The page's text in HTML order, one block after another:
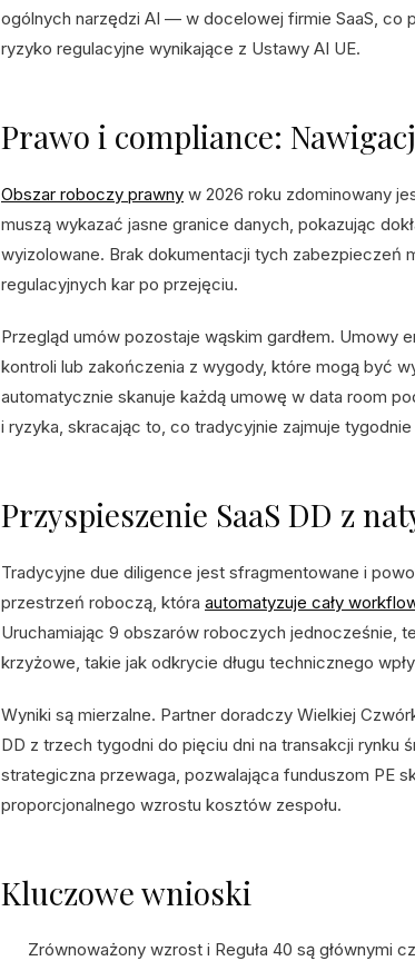
ogólnych narzędzi AI — w docelowej firmie SaaS, co
ryzyko regulacyjne wynikające z Ustawy AI UE.
Prawo i compliance:
Obszar roboczy prawny w 2026 roku zdominowany
muszą wykazać jasne granice danych, pokazując
wyizolowane. Brak dokumentacji tych zabezpieczeń
regulacyjnych kar po przejęciu.
Przegląd umów pozostaje wąskim gardłem. Umowy
kontroli lub zakończenia z wygody, które mogą być
automatycznie skanuje każdą umowę w data room
i ryzyka, skracając to, co tradycyjnie zajmuje
Przyspieszenie SaaS DD z
Tradycyjne due diligence jest sfragmentowane i
przestrzeń roboczą, która automatyzuje cały
Uruchamiając 9 obszarów roboczych jednocześnie,
krzyżowe, takie jak odkrycie długu technicznego
Wyniki są mierzalne. Partner doradczy Wielkiej
DD z trzech tygodni do pięciu dni na transakcji
strategiczna przewaga, pozwalająca funduszom PE
proporcjonalnego wzrostu kosztów zespołu.
Kluczowe wnioski
Zrównoważony wzrost i Reguła 40 są głównymi